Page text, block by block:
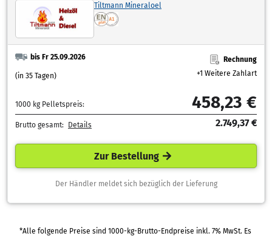
Tiltmann Mineraloel
bis Fr 25.09.2026
(in 35 Tagen)
Rechnung
+1 Weitere Zahlart
1000 kg Pelletspreis: 458,23 €
Brutto gesamt: Details 2.749,37 €
Zur Bestellung
Der Händler meldet sich bezüglich der Lieferung
*Alle folgende Preise sind 1000-kg-Brutto-Endpreise inkl. 7% MwSt. Es